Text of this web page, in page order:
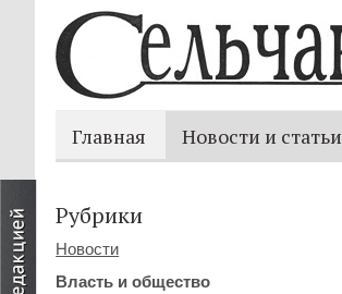
Главная Новости и статьи
Рубрики
Новости
Власть и общество